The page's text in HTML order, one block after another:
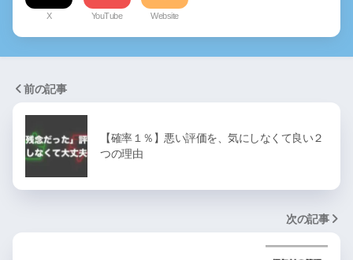
X YouTube Website
前の記事
【確率１％】悪い評価を、気にしなくて良い２
つの理由
次の記事